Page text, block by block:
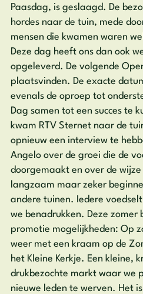
Paasdag, is geslaagd. De
hordes naar de tuin, mede
mensen die kwamen waren
Deze dag heeft ons dan ook
opgeleverd. De volgende
plaatsvinden. De exacte
evenals de oproep tot
Dag samen tot een succes te
kwam RTV Sternet naar de
opnieuw een interview te
Angelo over de groei die de
doorgemaakt en over de
langzaam maar zeker
andere tuinen. Iedere
we benadrukken. Deze zomer
promotie mogelijkheden: Op
weer met een kraam op de
het Kleine Kerkje. Een kleine,
drukbezochte markt waar we
nieuwe leden te werven. Het